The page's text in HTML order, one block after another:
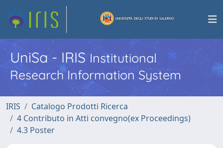
UniSa - IRISInstitutional
Research Information System
IRIS
Catalogo Prodotti Ricerca
4 Contributo in Atti convegno(ex Proceedings)
4.3 Poster